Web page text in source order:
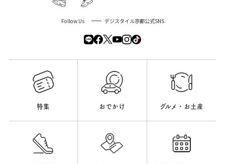
Follow Us デジスタイル京都公式SNS
特集 おでかけ グルメ・お土産